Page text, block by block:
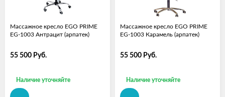
Массажное кресло EGO PRIME
EG-1003 Антрацит (арпатек)
55 500 Руб.
Наличие уточняйте
Массажное кресло EGO PRIME
EG-1003 Карамель (арпатек)
55 500 Руб.
Наличие уточняйте